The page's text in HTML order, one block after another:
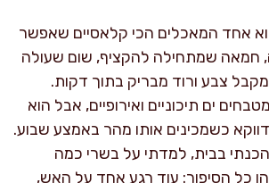
אחד המאכלים הכי קלאסיים שאפשר
חמאה שמתחילה להקציף, שום שעולה
צבע ורוד מבריק בתוך דקות.
ים תיכוניים ואירופיים, אבל הוא
דווקא כשמכינים אותו מהר באמצע שבוע.
בבית, למדתי על בשרי כמה
כל הסיפור: עוד רגע אחד על האש,